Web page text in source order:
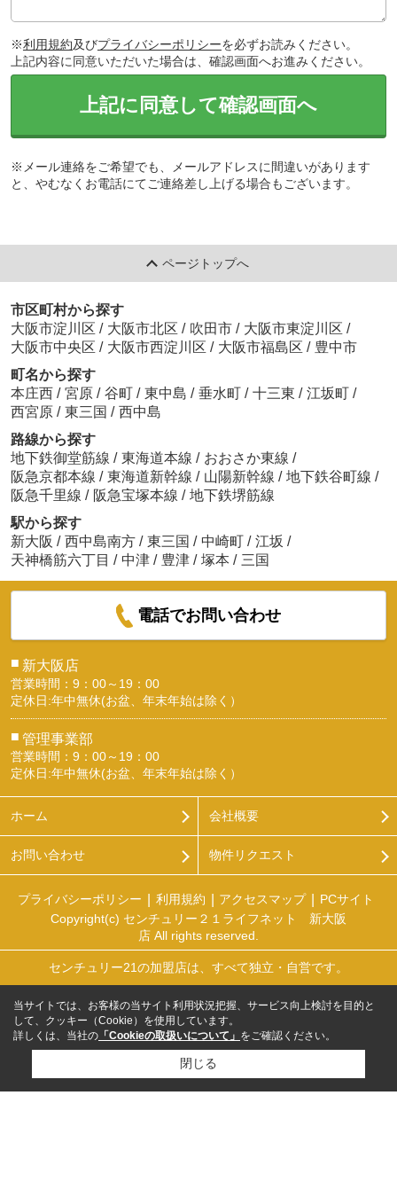
※利用規約及びプライバシーポリシーを必ずお読みください。
上記内容に同意いただいた場合は、確認画面へお進みください。
上記に同意して確認画面へ
※メール連絡をご希望でも、メールアドレスに間違いがあります
と、やむなくお電話にてご連絡差し上げる場合もございます。
ページトップへ
市区町村から探す
大阪市淀川区 / 大阪市北区 / 吹田市 / 大阪市東淀川区 /
大阪市中央区 / 大阪市西淀川区 / 大阪市福島区 / 豊中市
町名から探す
本庄西 / 宮原 / 谷町 / 東中島 / 垂水町 / 十三東 / 江坂町 /
西宮原 / 東三国 / 西中島
路線から探す
地下鉄御堂筋線 / 東海道本線 / おおさか東線 /
阪急京都本線 / 東海道新幹線 / 山陽新幹線 / 地下鉄谷町線 /
阪急千里線 / 阪急宝塚本線 / 地下鉄堺筋線
駅から探す
新大阪 / 西中島南方 / 東三国 / 中崎町 / 江坂 /
天神橋筋六丁目 / 中津 / 豊津 / 塚本 / 三国
電話でお問い合わせ
■ 新大阪店
営業時間：9：00～19：00
定休日:年中無休(お盆、年末年始は除く）
■ 管理事業部
営業時間：9：00～19：00
定休日:年中無休(お盆、年末年始は除く）
ホーム 会社概要
お問い合わせ 物件リクエスト
プライバシーポリシー 利用規約 アクセスマップ
PCサイト
Copyright(c) センチュリー２１ライフネット 新大阪
店 All rights reserved.
センチュリー21の加盟店は、すべて独立・自営です。
当サイトでは、お客様の当サイト利用状況把握、サービス向上検討を目的と
して、クッキー（Cookie）を使用しています。
詳しくは、当社の 「Cookieの取扱いについて」 をご確認ください。
閉じる